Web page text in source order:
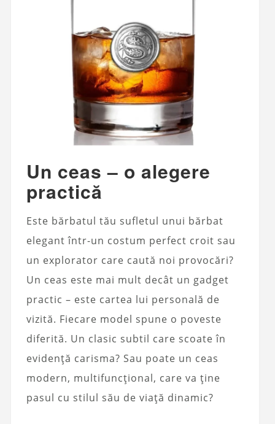
Un ceas – o alegere
practică
Este bărbatul tău sufletul unui bărbat
elegant într-un costum perfect croit sau
un explorator care caută noi provocări?
Un ceas este mai mult decât un gadget
practic – este cartea lui personală de
vizită. Fiecare model spune o poveste
diferită. Un clasic subtil care scoate în
evidență carisma? Sau poate un ceas
modern, multifuncțional, care va ține
pasul cu stilul său de viață dinamic?